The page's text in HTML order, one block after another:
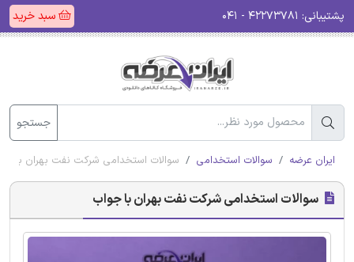
پشتیبانی: سبد خرید
جستجو
ایران عرضه سوالات استخدامی سوالات استخدامی شرکت نفت بهران با
سوالات استخدامی شرکت نفت بهران با جواب